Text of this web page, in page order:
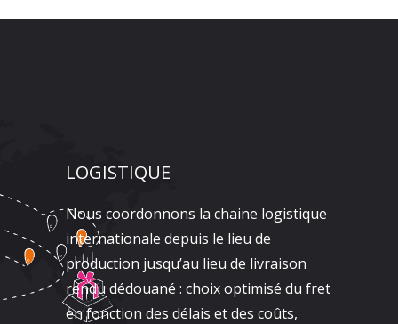
LOGISTIQUE
Nous coordonnons la chaine logistique
internationale depuis le lieu de
production jusqu’au lieu de livraison
rendu dédouané : choix optimisé du fret
en fonction des délais et des coûts,